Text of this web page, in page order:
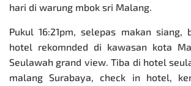
hari di warung mbok sri Malang.
Pukul 16:21pm, selepas makan siang,
hotel rekomnded di kawasan kota
Seulawah grand view. Tiba di hotel
malang Surabaya, check in hotel,